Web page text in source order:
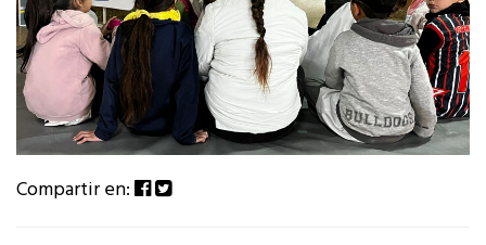
Compartir en: